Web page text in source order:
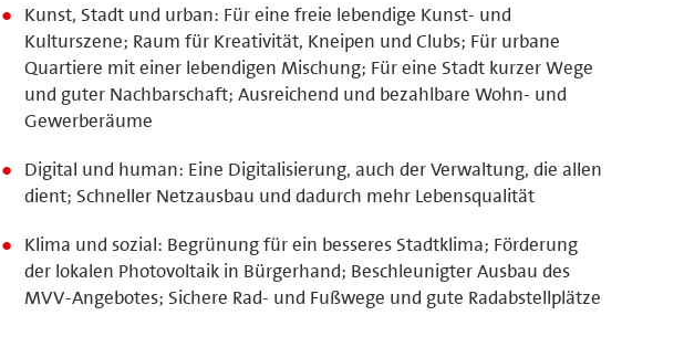
Kunst, Stadt und urban: Für eine freie lebendige Kunst- und
Kulturszene; Raum für Kreativität, Kneipen und Clubs; Für urbane
Quartiere mit einer lebendigen Mischung; Für eine Stadt kurzer Wege
und guter Nachbarschaft; Ausreichend und bezahlbare Wohn- und
Gewerberäume
Digital und human: Eine Digitalisierung, auch der Verwaltung, die allen
dient; Schneller Netzausbau und dadurch mehr Lebensqualität
Klima und sozial: Begrünung für ein besseres Stadtklima; Förderung
der lokalen Photovoltaik in Bürgerhand; Beschleunigter Ausbau des
MVV-Angebotes; Sichere Rad- und Fußwege und gute Radabstellplätze